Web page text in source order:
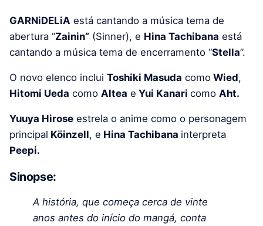
GARNiDELiA está cantando a música tema de
abertura “Zainin” (Sinner), e Hina Tachibana está
cantando a música tema de encerramento “Stella”.
O novo elenco inclui Toshiki Masuda como Wied,
Hitomi Ueda como Altea e Yui Kanari como Aht.
Yuuya Hirose estrela o anime como o personagem
principal Köinzell, e Hina Tachibana interpreta
Peepi.
Sinopse:
A história, que começa cerca de vinte
anos antes do início do mangá, conta